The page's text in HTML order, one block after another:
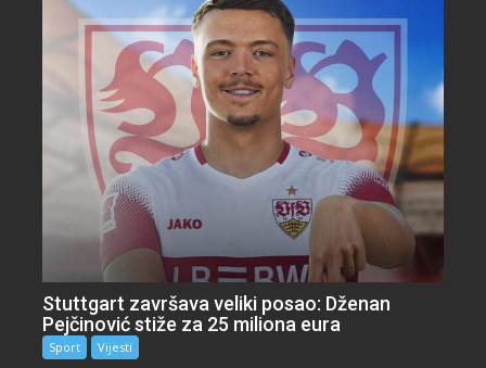
Stuttgart završava veliki posao: Dženan
Pejčinović stiže za 25 miliona eura
Sport Vijesti